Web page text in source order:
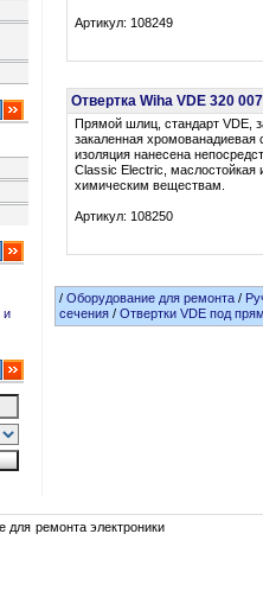
и
Артикул: 108249
Отвертка Wiha VDE 320
Прямой шлиц, стандарт VDE,
закаленная хромованадиевая
изоляция нанесена
Classic Electric, маслостойкая
химическим веществам.
Артикул: 108250
/Оборудование для ремонта /
сечения /Отвертки VDE под
для ремонта электроники